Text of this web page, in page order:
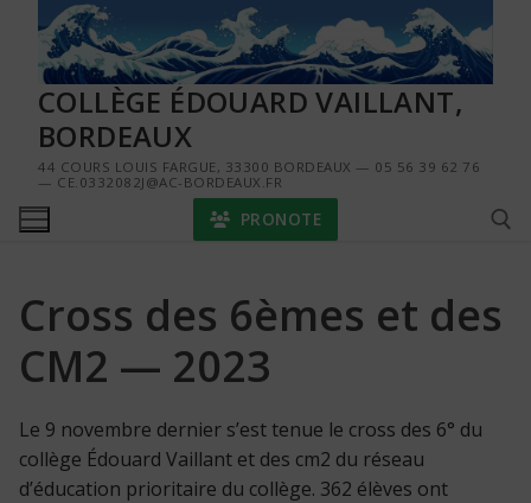
contenu
COLLÈGE ÉDOUARD VAILLANT,
BORDEAUX
44 COURS LOUIS FARGUE, 33300 BORDEAUX — 05 56 39 62 76
— CE.0332082J@AC-BORDEAUX.FR
PRONOTE
Rechercher :
Cross des 6èmes et des
CM2 — 2023
Le 9 novembre dernier s’est tenue le cross des 6° du
collège Édouard Vaillant et des cm2 du réseau
d’éducation prioritaire du collège. 362 élèves ont